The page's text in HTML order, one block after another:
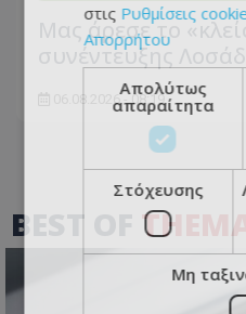
Μας άρεσε το
συνέντευξης
06.08.2026 - 08:19
BEST OF
στις Ρυθμίσεις
Απορρήτου
Απολύτως
απαραίτητα
Στόχευσης
Μη